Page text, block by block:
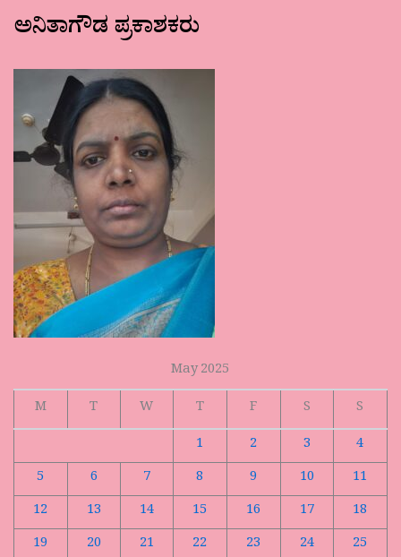
ಅನಿತಾಗೌಡ ಪ್ರಕಾಶಕರು
May 2025
M
T W T F S
S
1
2 3
4
5
6 7 8 9 10
11
12
13 14 15 16 17
18
19
20 21 22 23 24
25